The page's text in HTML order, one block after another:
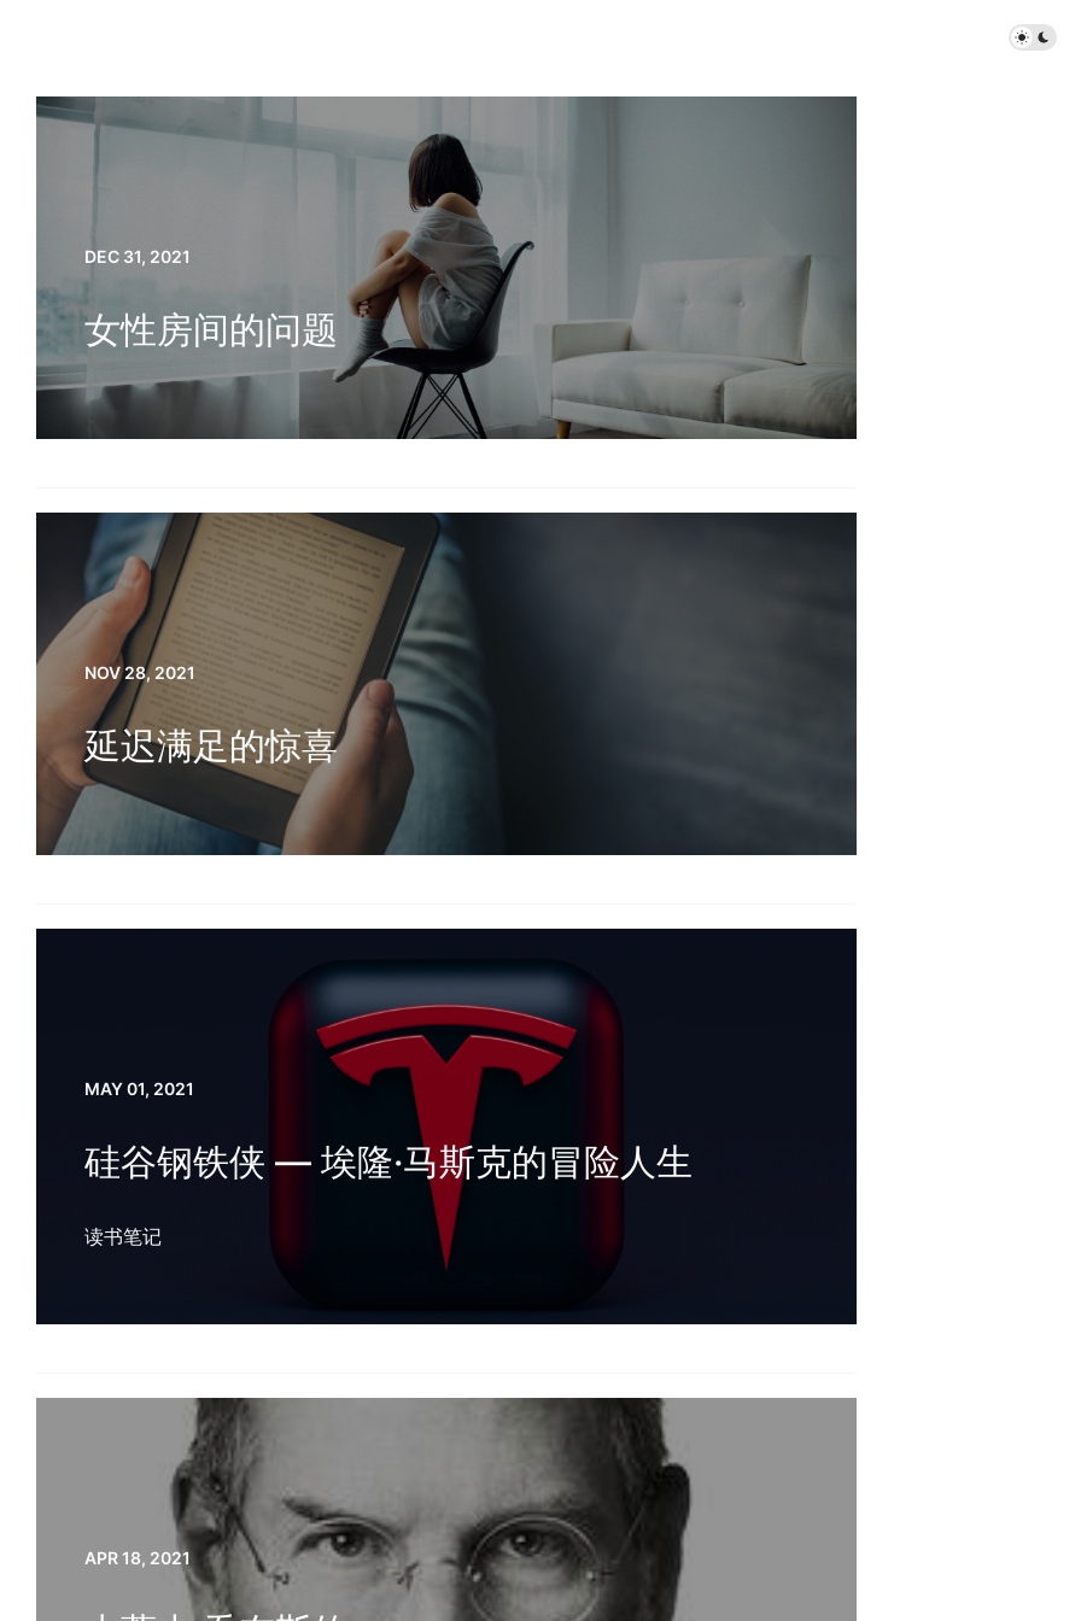
DEC 31, 2021
女性房间的问题
NOV 28, 2021
延迟满足的惊喜
MAY 01, 2021
硅谷钢铁侠 — 埃隆·马斯克的冒险人生
读书笔记
APR 18, 2021